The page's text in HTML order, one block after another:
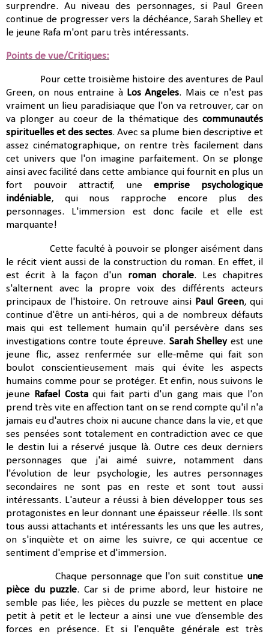
surprendre. Au niveau des personnages, si Paul Green
continue de progresser vers la déchéance, Sarah Shelley et
le jeune Rafa m'ont paru très intéressants.
Points de vue/Critiques:
Pour cette troisième histoire des aventures de Paul
Green, on nous entraine à Los Angeles. Mais ce n'est pas
vraiment un lieu paradisiaque que l'on va retrouver, car on
va plonger au coeur de la thématique des communautés
spirituelles et des sectes. Avec sa plume bien descriptive et
assez cinématographique, on rentre très facilement dans
cet univers que l'on imagine parfaitement. On se plonge
ainsi avec facilité dans cette ambiance qui fournit en plus un
fort pouvoir attractif, une emprise psychologique
indéniable, qui nous rapproche encore plus des
personnages. L'immersion est donc facile et elle est
marquante!
Cette faculté à pouvoir se plonger aisément dans
le récit vient aussi de la construction du roman. En effet, il
est écrit à la façon d'un roman chorale. Les chapitres
s'alternent avec la propre voix des différents acteurs
principaux de l'histoire. On retrouve ainsi Paul Green, qui
continue d'être un anti-héros, qui a de nombreux défauts
mais qui est tellement humain qu'il persévère dans ses
investigations contre toute épreuve. Sarah Shelleyest une
jeune flic, assez renfermée sur elle-même qui fait son
boulot conscientieusement mais qui évite les aspects
humains comme pour se protéger. Et enfin, nous suivons le
jeune Rafael Costaqui fait parti d'un gang mais que l'on
prend très vite en affection tant on se rend compte qu'il n'a
jamais eu d'autres choix ni aucune chance dans la vie, et que
ses pensées sont totalement en contradiction avec ce que
le destin lui a réservé jusque là. Outre ces deux derniers
personnages que j'ai aimé suivre, notamment dans
l'évolution de leur psychologie, les autres personnages
secondaires ne sont pas en reste et sont tout aussi
intéressants. L'auteur a réussi à bien développer tous ses
protagonistes en leur donnant une épaisseur réelle. Ils sont
tous aussi attachants et intéressants les uns que les autres,
on s'inquiète et on aime les suivre, ce qui accentue ce
sentiment d'emprise et d'immersion.
Chaque personnage que l'on suit constitue une
pièce du puzzle. Car si de prime abord, leur histoire ne
semble pas liée, les pièces du puzzle se mettent en place
petit à petit et le lecteur a ainsi une vue d’ensemble des
forces en présence. Et si l'enquête générale est très